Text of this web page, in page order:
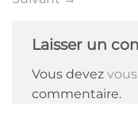
Laisser un
Vous devez
commentaire.